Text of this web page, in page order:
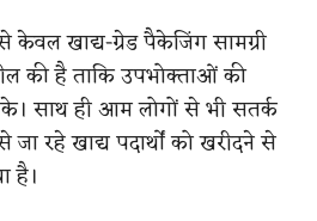
केवल खाद्य-ग्रेड पैकेजिंग सामग्री
की है ताकि उपभोक्ताओं की
साथ ही आम लोगों से भी सतर्क
रहे खाद्य पदार्थों को खरीदने से
है।